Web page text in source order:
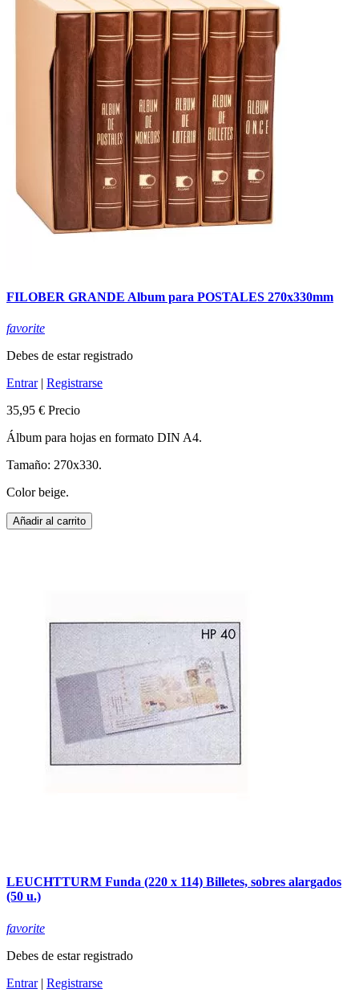
FILOBER GRANDE Album para POSTALES 270x330mm
favorite
Debes de estar registrado
Entrar| Registrarse
35,95 € Precio
Álbum para hojas en formato DIN A4.
Tamaño: 270x330.
Color beige.
Añadir al carrito
LEUCHTTURM Funda (220 x 114) Billetes, sobres alargados
(50 u.)
favorite
Debes de estar registrado
Entrar| Registrarse